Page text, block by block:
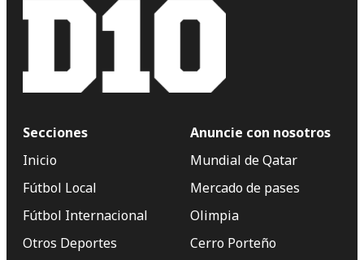
Secciones
Inicio
Fútbol Local
Fútbol Internacional
Otros Deportes
Anuncie con nosotros
Mundial de Qatar
Mercado de pases
Olimpia
Cerro Porteño